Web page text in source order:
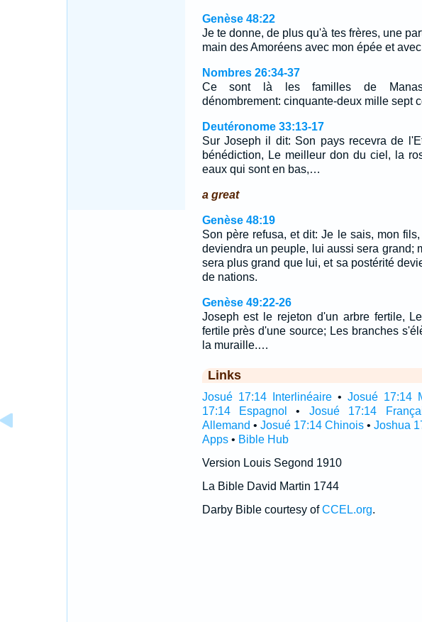
Genèse 48:22
Je te donne, de plus qu'à tes frères, une
main des Amoréens avec mon épée et
Nombres 26:34-37
Ce sont là les familles de
dénombrement: cinquante-deux mille sept
Deutéronome 33:13-17
Sur Joseph il dit: Son pays recevra de
bénédiction, Le meilleur don du ciel, la
eaux qui sont en bas,…
a great
Genèse 48:19
Son père refusa, et dit: Je le sais, mon
deviendra un peuple, lui aussi sera grand;
sera plus grand que lui, et sa postérité
de nations.
Genèse 49:22-26
Joseph est le rejeton d'un arbre fertile,
fertile près d'une source; Les branches
la muraille.…
Links
Josué 17:14 Interlinéaire• Josué 17:14
17:14 Espagnol
• Josué 17:14
Allemand • Josué 17:14 Chinois •Joshua
Apps• Bible Hub
Version Louis Segond 1910
La Bible David Martin 1744
Darby Bible courtesy ofCCEL.org.